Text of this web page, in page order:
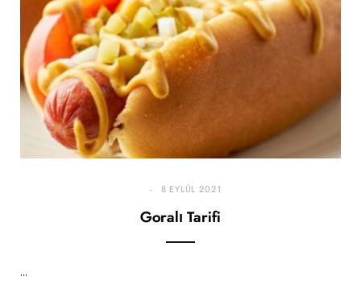
8 EYLÜL 2021
Goralı Tarifi
…